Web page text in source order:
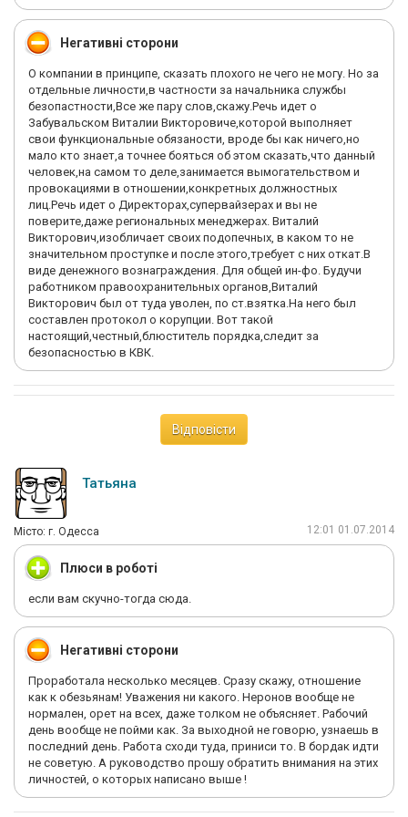
загонять в новые долги по дебиторке. Не смотря на то, что
эти долги будут мотивированы лишь тем, что надр больше и
больше зарабатывать, а тот момент, что магазин будет не
способен отдать такие суммы еще пол года... Тсы... Кого это
волнует??
-бензин. Ездишь на 95?покупай 95,но денег будут давать на 92,
без учёта субботы, и проезда домой, если тебе ехать больше
15 км, как мне напрмер.
Итог: текучка, у фирмы огромная и это не мудрено, так как
вытерпеть такое свинство нормальному думающему
человеку невозможно. Максимум там держатся по 2-3мес.
Самый главный момент. Когда я захотел уволится, я возил в
машине водку на сумму около 3-4 тыс. Чтоб уволится меня
шантажировали тем что не отдадут мне трудовую книжку или
чтоб я распродал ту водку что у меня в машине. В итоге у
меня взяли эту водку, отдали трудовую, но зарплату не
выплатили мотивируя тем, что пока не распродадут водку не
будет и денег на зарплату, через 20 звонков-"ну когда уже
приезжать за зарплатой " мне ответили прямо - забудь!
Фамилии супервайзера Шабанов Дмитрий и Евгений, зовут
Негативні сторони
О компании в принципе, сказать плохого не чего не могу. Но за
отдельные личности,в частности за начальника службы
безопастности,Все же пару слов,скажу.Речь идет о
Забувальском Виталии Викторовиче,которой выполняет
свои функциональные обязаности, вроде бы как ничего,но
мало кто знает,а точнее бояться об этом сказать,что данный
человек,на самом то деле,занимается вымогательством и
провокациями в отношении,конкретных должностных
лиц.Речь идет о Директорах,супервайзерах и вы не
поверите,даже региональных менеджерах. Виталий
Викторович,изобличает своих подопечных, в каком то не
значительном проступке и после этого,требует с них откат.В
виде денежного вознаграждения. Для общей ин-фо. Будучи
работником правоохранительных органов,Виталий
Викторович был от туда уволен, по ст.взятка.На него был
составлен протокол о корупции. Вот такой
настоящий,честный,блюститель порядка,следит за
безопасностью в КВК.
Відповісти
Татьяна
Мiсто: г. Одесса 12:01 01.07.2014
Плюси в роботі
если вам скучно-тогда сюда.
Негативні сторони
Проработала несколько месяцев. Сразу скажу, отношение
как к обезьянам! Уважения ни какого. Неронов вообще не
нормален, орет на всех, даже толком не объясняет. Рабочий
день вообще не пойми как. За выходной не говорю, узнаешь в
последний день. Работа сходи туда, приниси то. В бордак идти
не советую. А руководство прошу обратить внимания на этих
личностей, о которых написано выше !